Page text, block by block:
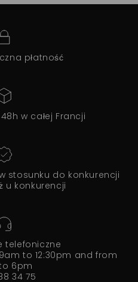
płatność
w całej Francji
stosunku do konkurencji
u konkurencji
telefoniczne
to 12:30pm and from
6pm
34 75